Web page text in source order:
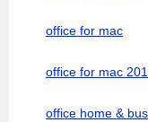
office for mac
office for mac
office home &